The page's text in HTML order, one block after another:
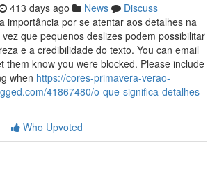
413 days ago News
Discuss
importância por se atentar aos detalhes na
que pequenos deslizes podem possibilitar
e a credibilidade do texto. You can email
them know you were blocked. Please include
when https://cores-primavera-verao-
41867480/o-que-significa-detalhes-
Who Upvoted